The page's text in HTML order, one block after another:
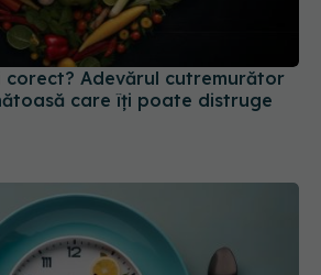
corect? Adevărul cutremurător
care îți poate distruge